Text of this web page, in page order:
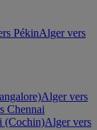
PékinAlger vers
Alger vers
Chennai
(Cochin)Alger vers